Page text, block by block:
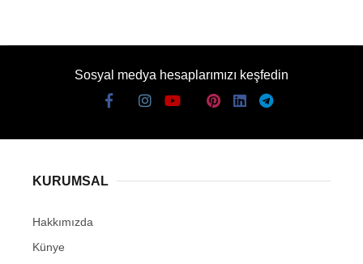
Sosyal medya hesaplarımızı keşfedin
KURUMSAL
Hakkımızda
Künye